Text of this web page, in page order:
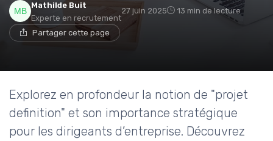
Mathilde Buit
Experte en recrutement
27 juin 2025 13 min de lecture
Partager cette page
Explorez en profondeur la notion de "projet
definition" et son importance stratégique
pour les dirigeants d’entreprise. Découvrez